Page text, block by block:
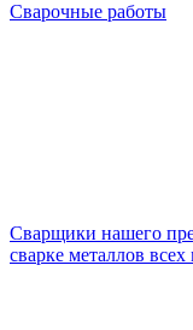
Сварочные работы
Cварщики нашего
сварке металлов всех